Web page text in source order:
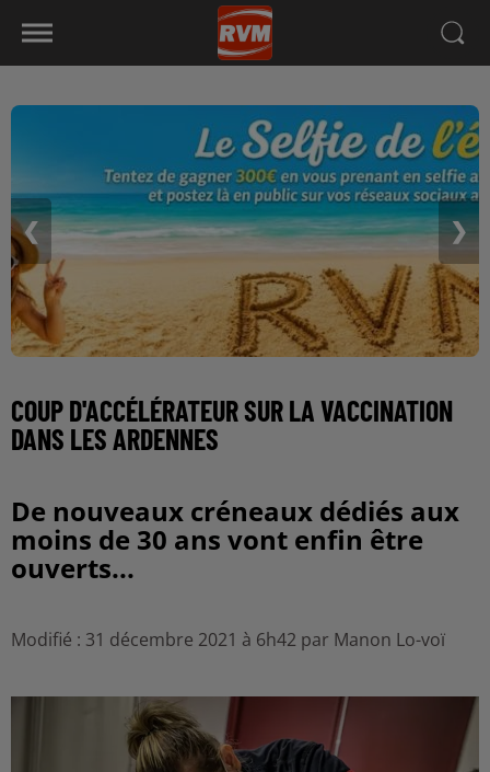
❮ ❯
COUP D'ACCÉLÉRATEUR SUR LA VACCINATION
DANS LES ARDENNES
De nouveaux créneaux dédiés aux
moins de 30 ans vont enfin être
ouverts...
Modifié : 31 décembre 2021 à 6h42 par Manon Lo-voï